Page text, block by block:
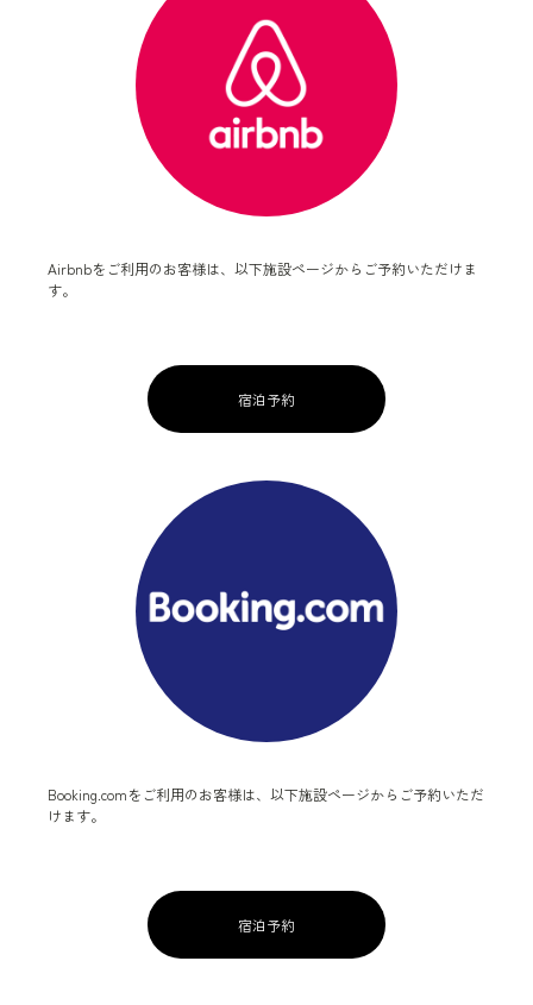
Airbnbをご利用のお客様は、以下施設ページからご予約いただけま
す。
宿泊予約
Booking.comをご利用のお客様は、以下施設ページからご予約いただ
けます。
宿泊予約